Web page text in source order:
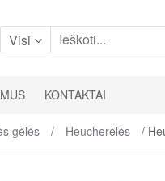
Visi
KONTAKTAI
gėlės / Heucherėlės /